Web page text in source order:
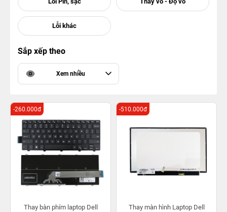
Sắp xếp theo
Xem nhiều
Thay bàn phím laptop Dell
-260.000đ
Thay màn hình Laptop Dell
-510.000đ